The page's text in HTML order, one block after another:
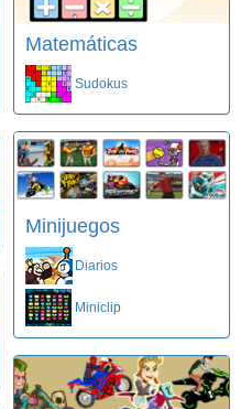
Matemáticas
Sudokus
Minijuegos
Diarios
Miniclip